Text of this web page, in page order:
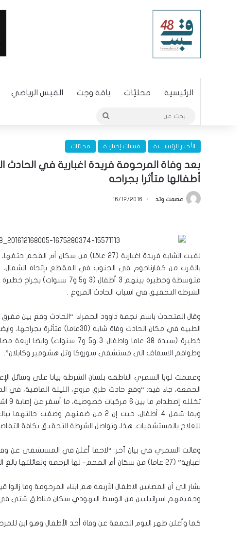
الرئيسية محليّات باقة وجت القبس الرياضي
الأخبار الرئيســـية قبسات إخبارية محليّات
أطفالها متأثرا بجراحه
عصمت وتد 16/12/2016
متوسطة وخطيرة بينهم 3
الشرطة التحقيق في اسباب الحادث المروع .
وقال المتحدث باسم نجمة داوود الحمراء: “الحادث وقع بين
خطيرة (سيدة 38 عاما واطفال 3
وطواقم الاسعاف الى مستشفى سوروكا وتل هشومير وكابلان”.
وعممت لوبا السمري الناطقة بلسان الشرطة بيانا على وسائل
الحمعة، جاء فيه: “وقع حادث طرق مروع، الليلة الماضية، في
للعلاج بالمستشفيات. هذا، وتواصل الشرطة التحقيق بكافة
وقالت السمري في بيان آخر: “لاحقا أعلن في المستشفى عن
اغبارية” (27 عاما) من سكان أم الفحم- لها الرحمة ولعائلتها بالغ الصبر والسلوان.
يشار الى أن المصابين الاطفال الأربعة هم ابناء المرحومة وما
وجميعهم اسرائيليين من الوسط اليهودي سكان مناطق شتى في
كما وأعلن ظهر اليوم الجمعة عن وفاة أحد الأطفال وهو ابن